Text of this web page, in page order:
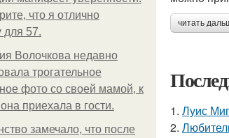
что я отлично
для 57.
Волочкова недавно
трогательное
фото со своей мамой, к
приехала в гости.
замечало, что после
читать
1. Луис
2.